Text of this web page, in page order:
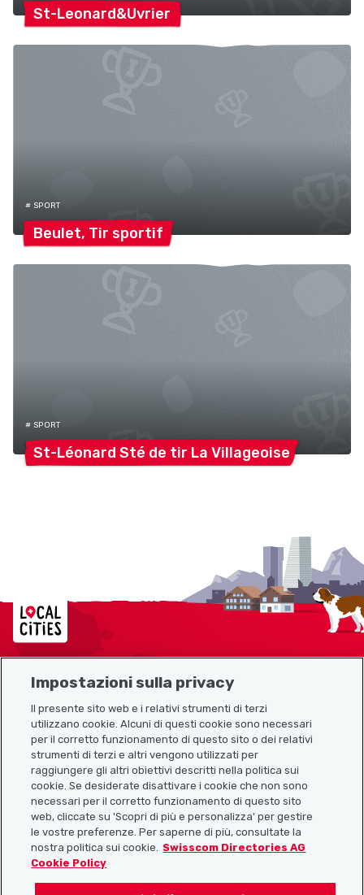
St-Leonard&Uvrier
# SPORT
Beulet, Tir sportif
# SPORT
St-Léonard Sté de tir La Villageoise
Localcities
Link utili
Scarica l’app Localcities
Seguiteci su:
Impostazioni sulla privacy
Il presente sito web e i relativi strumenti di terzi
utilizzano cookie. Alcuni di questi cookie sono necessari
per il corretto funzionamento di questo sito o dei relativi
strumenti di terzi e altri vengono utilizzati per
raggiungere gli altri obiettivi descritti nella politica sui
cookie. Se desiderate disattivare i cookie che non sono
necessari per il corretto funzionamento di questo sito
web, cliccate su 'Scopri di più e personalizza' per gestire
le vostre preferenze. Per saperne di più, consultate la
nostra politica sui cookie.
Swisscom Directories AG
Cookie Policy